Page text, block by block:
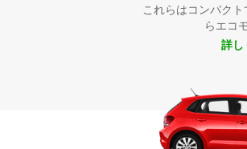
これらはコンパク
らエコ
詳し